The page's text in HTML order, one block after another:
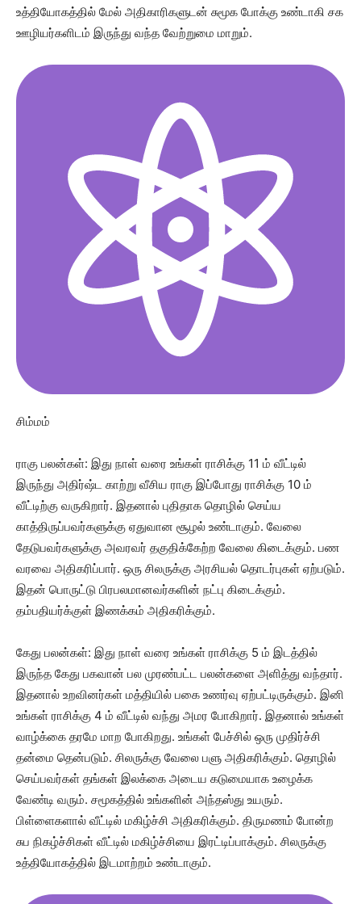
உத்தியோகத்தில் மேல் அதிகாரிகளுடன் சுமூக போக்கு உண்டாகி சக
ஊழியர்களிடம் இருந்து வந்த வேற்றுமை மாறும்.
சிம்மம்
ராகு பலன்கள்: இது நாள் வரை உங்கள் ராசிக்கு 11 ம் வீட்டில்
இருந்து அதிர்ஷ்ட காற்று வீசிய ராகு இப்போது ராசிக்கு 10 ம்
வீட்டிற்கு வருகிறார். இதனால் புதிதாக தொழில் செய்ய
காத்திருப்பவர்களுக்கு ஏதுவான சூழல் உண்டாகும். வேலை
தேடுபவர்களுக்கு அவரவர் தகுதிக்கேற்ற வேலை கிடைக்கும். பண
வரவை அதிகரிப்பார். ஒரு சிலருக்கு அரசியல் தொடர்புகள் ஏற்படும்.
இதன் பொருட்டு பிரபலமானவர்களின் நட்பு கிடைக்கும்.
தம்பதியர்க்குள் இணக்கம் அதிகரிக்கும்.
கேது பலன்கள்: இது நாள் வரை உங்கள் ராசிக்கு 5 ம் இடத்தில்
இருந்த கேது பகவான் பல முரண்பட்ட பலன்களை அளித்து வந்தார்.
இதனால் உறவினர்கள் மத்தியில் பகை உணர்வு ஏற்பட்டிருக்கும். இனி
உங்கள் ராசிக்கு 4 ம் வீட்டில் வந்து அமர போகிறார். இதனால் உங்கள்
வாழ்க்கை தரமே மாற போகிறது. உங்கள் பேச்சில் ஒரு முதிர்ச்சி
தன்மை தென்படும். சிலருக்கு வேலை பளு அதிகரிக்கும். தொழில்
செய்பவர்கள் தங்கள் இலக்கை அடைய கடுமையாக உழைக்க
வேண்டி வரும். சமூகத்தில் உங்களின் அந்தஸ்து உயரும்.
பிள்ளைகளால் வீட்டில் மகிழ்ச்சி அதிகரிக்கும். திருமணம் போன்ற
சுப நிகழ்ச்சிகள் வீட்டில் மகிழ்ச்சியை இரட்டிப்பாக்கும். சிலருக்கு
உத்தியோகத்தில் இடமாற்றம் உண்டாகும்.